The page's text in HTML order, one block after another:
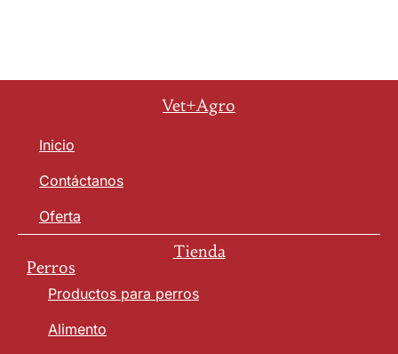
Vet+Agro
Inicio
Contáctanos
Oferta
Tienda
Perros
Productos para perros
Alimento